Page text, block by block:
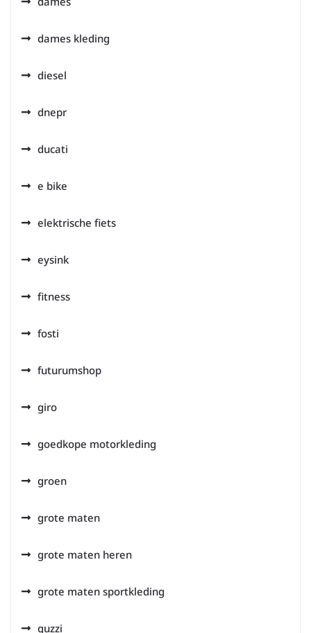
dames kleding
diesel
dnepr
ducati
e bike
elektrische fiets
eysink
fitness
fosti
futurumshop
giro
goedkope motorkleding
groen
grote maten
grote maten heren
grote maten sportkleding
guzzi